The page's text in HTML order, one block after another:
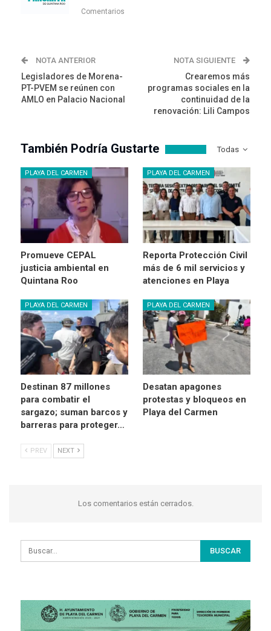
Comentarios
NOTA ANTERIOR
Legisladores de Morena-
PT-PVEM se reúnen con
AMLO en Palacio Nacional
NOTA SIGUIENTE
Crearemos más
programas sociales en la
continuidad de la
renovación: Lili Campos
Todas
También Podría Gustarte
PLAYA DEL CARMEN
Promueve CEPAL
justicia ambiental en
Quintana Roo
PLAYA DEL CARMEN
Reporta Protección Civil
más de 6 mil servicios y
atenciones en Playa
PLAYA DEL CARMEN
Destinan 87 millones
para combatir el
sargazo; suman barcos y
barreras para proteger…
PLAYA DEL CARMEN
Desatan apagones
protestas y bloqueos en
Playa del Carmen
PREV NEXT
Los comentarios están cerrados.